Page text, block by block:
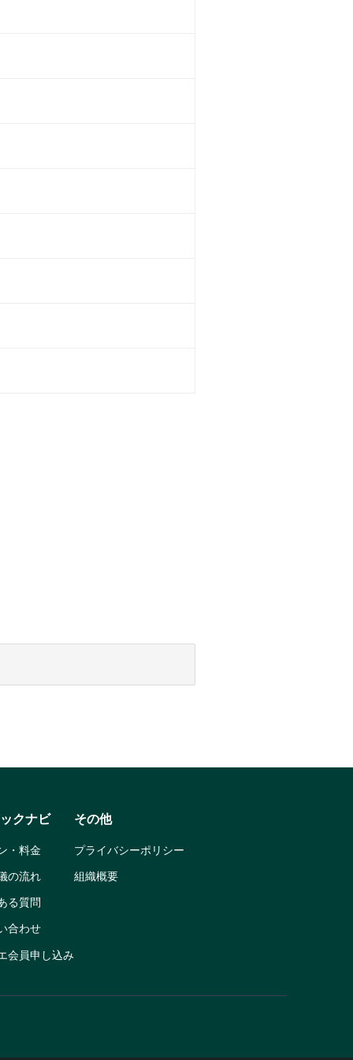
クナビ
・料金
の流れ
る質問
合わせ
会員申し込み
その他
プライバシーポリシー
組織概要